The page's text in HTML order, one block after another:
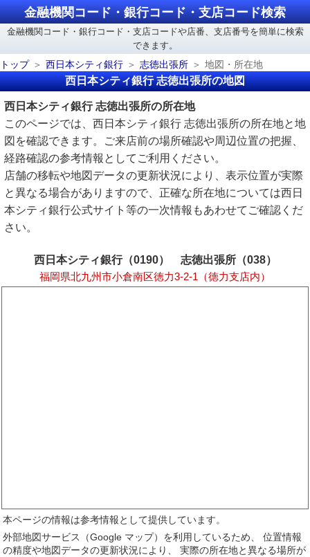
金融機関コード・銀行コード・支店コード検索
金融機関コード・銀行コード・支店コードや店番、支店番号を簡単に検索
できます。
トップ
西日本シティ銀行 志徳出張所 地図・所在地
西日本シティ銀行 志徳出張所の地図
西日本シティ銀行 志徳出張所の所在地
このページでは、西日本シティ銀行 志徳出張所の所在地と地
図を確認できます。ご来店前の場所確認や周辺位置の把握、
経路確認の参考情報としてご利用ください。
店舗の移転や地図データの更新状況により、表示位置が実際
と異なる場合がありますので、正確な所在地については西日
本シティ銀行公式サイト等の一次情報もあわせてご確認くだ
さい。
西日本シティ銀行（0190） 志徳出張所（038）
福岡県北九州市小倉南区徳力3-2-1（徳力支店内）
本ページの情報は参考情報として提供しています。
外部地図サービス（Google マップ）を利用しているため、 位置情報
の精度や地図データの更新状況により、 実際の所在地と異なる場所が